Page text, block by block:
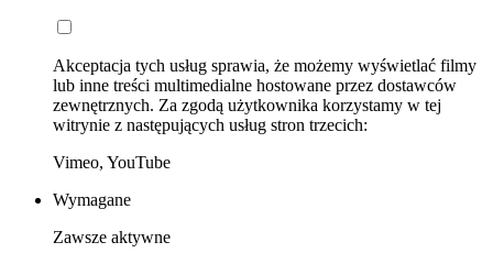
Akceptacja tych usług sprawia, że możemy wyświetlać filmy
lub inne treści multimedialne hostowane przez dostawców
zewnętrznych. Za zgodą użytkownika korzystamy w tej
witrynie z następujących usług stron trzecich:
Vimeo, YouTube
Wymagane
Zawsze aktywne